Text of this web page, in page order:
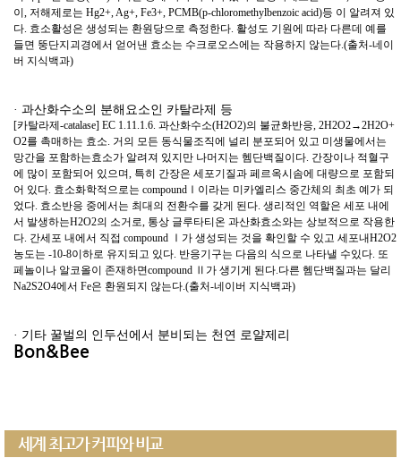
이, 저해제로는 Hg2+, Ag+, Fe3+, PCMB(p-chloromethylbenzoic acid)등 이 알려져 있
다. 효소활성은 생성되는 환원당으로 측정한다. 활성도 기원에 따라 다른데 예를
들면 뚱단지괴경에서 얻어낸 효소는 수크로오스에는 작용하지 않는다.(출처-네이
버 지식백과)
· 과산화수소의 분해요소인 카탈라제 등
[카탈라제-catalase] EC 1.11.1.6. 과산화수소(H2O2)의 불균화반응, 2H2O2→2H2O+
O2를 촉매하는 효소. 거의 모든 동식물조직에 널리 분포되어 있고 미생물에서는
망간을 포함하는효소가 알려져 있지만 나머지는 헴단백질이다. 간장이나 적혈구
에 많이 포함되어 있으며, 특히 간장은 세포기질과 페르옥시솜에 대량으로 포함되
어 있다. 효소화학적으로는 compoundⅠ이라는 미카엘리스 중간체의 최초 예가 되
었다. 효소반응 중에서는 최대의 전환수를 갖게 된다. 생리적인 역할은 세포 내에
서 발생하는H2O2의 소거로, 통상 글루타티온 과산화효소와는 상보적으로 작용한
다. 간세포 내에서 직접 compound Ⅰ가 생성되는 것을 확인할 수 있고 세포내H2O2
농도는 -10-8이하로 유지되고 있다. 반응기구는 다음의 식으로 나타낼 수있다. 또
페놀이나 알코올이 존재하면compound Ⅱ가 생기게 된다.다른 헴단백질과는 달리
Na2S2O4에서 Fe은 환원되지 않는다.(출처-네이버 지식백과)
· 기타 꿀벌의 인두선에서 분비되는 천연 로얄제리
Bon&Bee
세계 최고가 커피와 비교